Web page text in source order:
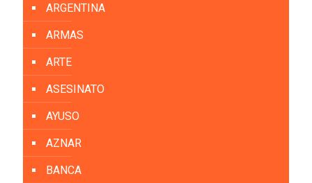
ARGENTINA
ARMAS
ARTE
ASESINATO
AYUSO
AZNAR
BANCA